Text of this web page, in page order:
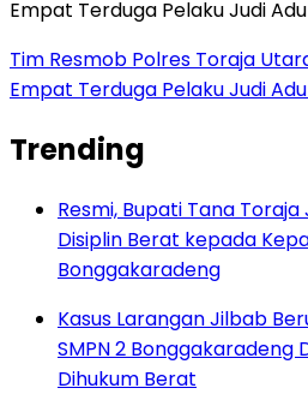
Tim Resmob Polres Toraja
Empat Terduga Pelaku Judi
Trending
Resmi, Bupati Tana
Disiplin Berat kepada
Bonggakaradeng
Kasus Larangan Jilbab
SMPN 2 Bonggakaradeng
Dihukum Berat